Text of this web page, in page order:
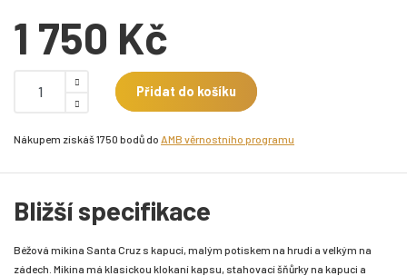
1 750 Kč
Přidat do košíku
Nákupem získáš 1750 bodů do AMB věrnostního programu
Bližší specifikace
Béžová mikina Santa Cruz s kapucí, malým potiskem na hrudi a velkým na
zádech. Mikina má klasickou klokaní kapsu, stahovací šňůrky na kapuci a